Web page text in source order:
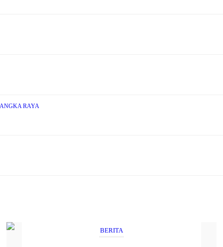
RAYA
BERITA